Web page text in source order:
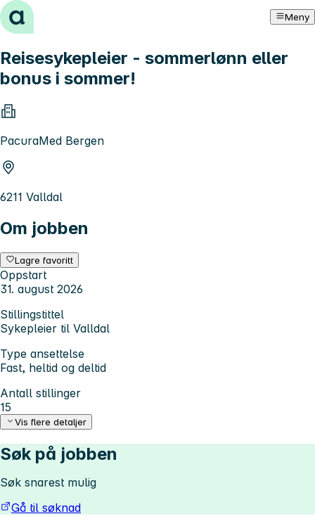
Hopp til innhold Meny
Reisesykepleier - sommerlønn eller
bonus i sommer!
PacuraMed Bergen
6211 Valldal
Om jobben
Lagre favoritt
Oppstart
31. august 2026
Stillingstittel
Sykepleier til Valldal
Type ansettelse
Fast, heltid og deltid
Antall stillinger
15
Vis flere detaljer
Søk på jobben
Søk snarest mulig
Gå til søknad